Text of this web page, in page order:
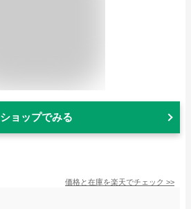
ショップでみる
価格と在庫を楽天でチェック >>